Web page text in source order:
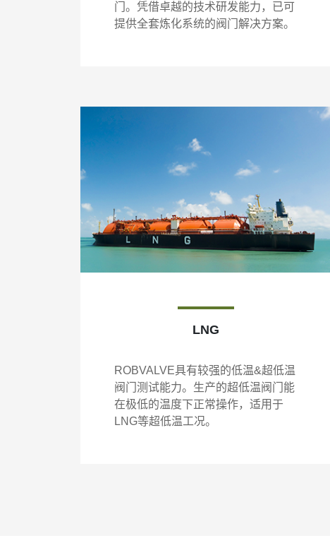
门。凭借卓越的技术研发能力，已可
提供全套炼化系统的阀门解决方案。
LNG
ROBVALVE具有较强的低温&超低温
阀门测试能力。生产的超低温阀门能
在极低的温度下正常操作，适用于
LNG等超低温工况。